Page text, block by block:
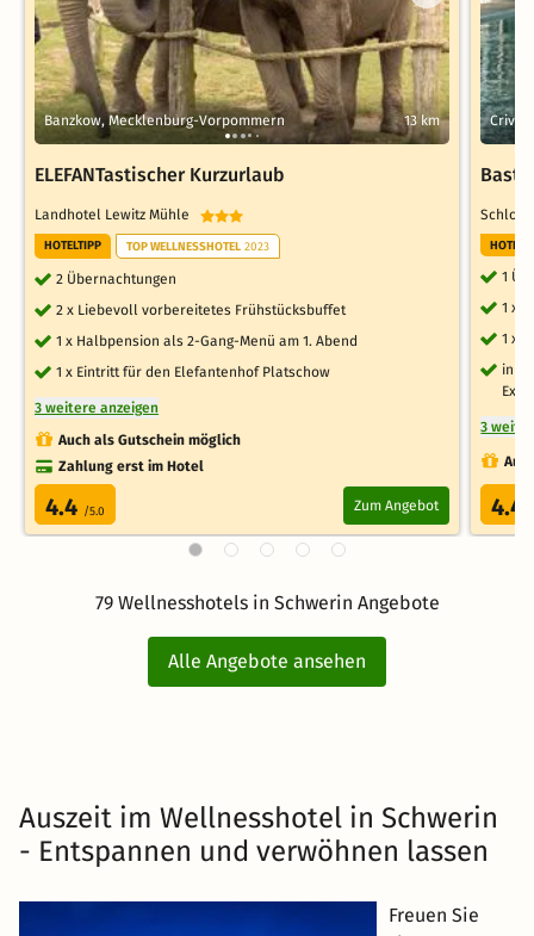
Banzkow, Mecklenburg-Vorpommern 13 km
ELEFANTastischer Kurzurlaub
Landhotel Lewitz Mühle
HOTELTIPP TOP WELLNESSHOTEL 2023
2 Übernachtungen
2 x Liebevoll vorbereitetes Frühstücksbuffet
1 x Halbpension als 2-Gang-Menü am 1. Abend
1 x Eintritt für den Elefantenhof Platschow
3 weitere anzeigen
Auch als Gutschein möglich
Zahlung erst im Hotel
4.4 /5.0 Zum Angebot
Crivitz
1
1 x
1 x
inkl.
3
4.4
79 Wellnesshotels in Schwerin Angebote
Alle Angebote ansehen
Auszeit im Wellnesshotel in Schwerin
- Entspannen und verwöhnen lassen
Freuen Sie